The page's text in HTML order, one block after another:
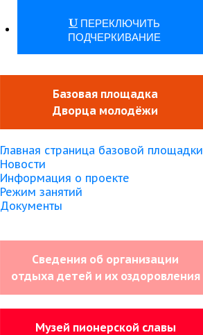
ПЕРЕКЛЮЧИТЬ
ПОДЧЕРКИВАНИЕ
Базовая площадка
Дворца молодёжи
Главная страница базовой площадки
Новости
Информация о проекте
Режим занятий
Документы
Сведения об организации
отдыха детей и их оздоровления
Музей пионерской славы